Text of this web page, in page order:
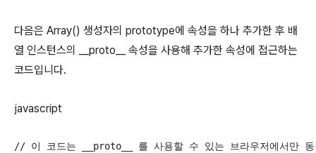
다음은 Array() 생성자의 prototype에 속성을 하나 추가한 후 배
열 인스턴스의 __proto__ 속성을 사용해 추가한 속성에 접근하는
코드입니다.
javascript
// 이 코드는 __proto__ 를 사용할 수 있는 브라우저에서만 동